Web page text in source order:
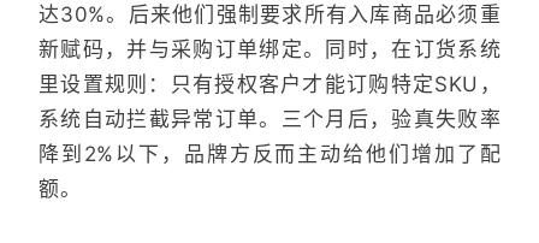
达30%。后来他们强制要求所有入库商品必须重
新赋码，并与采购订单绑定。同时，在订货系统
里设置规则：只有授权客户才能订购特定SKU，
系统自动拦截异常订单。三个月后，验真失败率
降到2%以下，品牌方反而主动给他们增加了配
额。